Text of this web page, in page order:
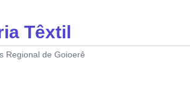
Têxtil
Regional de Goioerê